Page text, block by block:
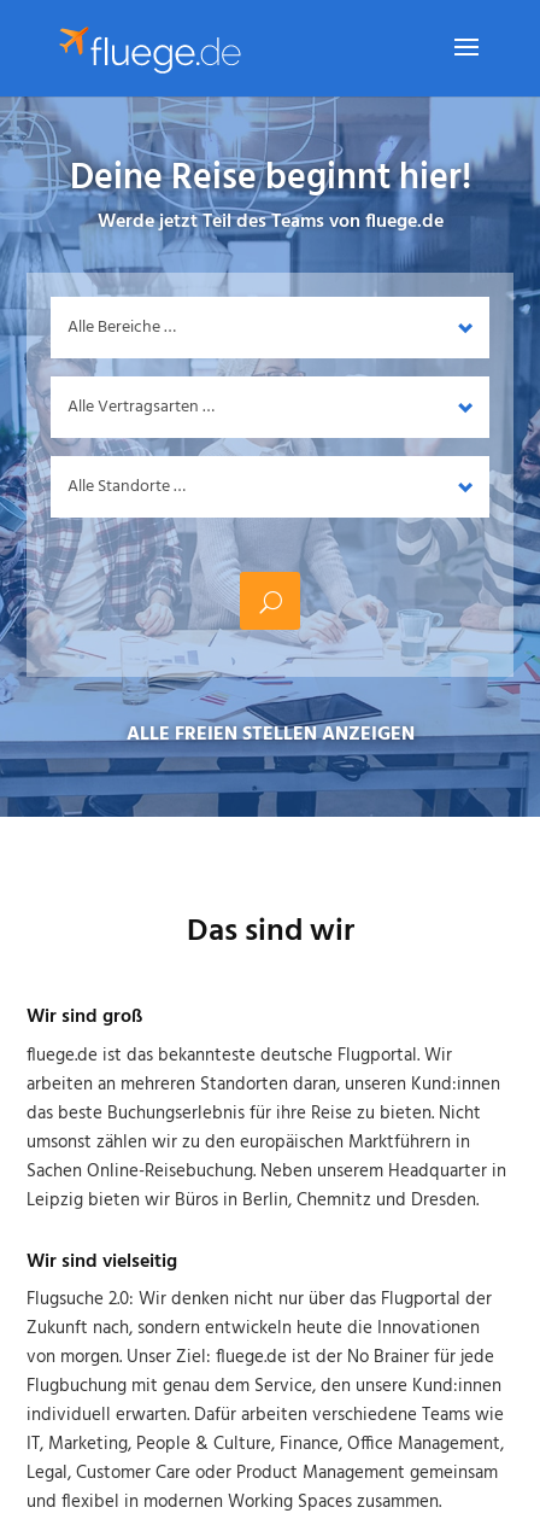
Deine Reise beginnt hier!
Werde jetzt Teil des Teams von fluege.de
Bereich
Vertragsart
Standort
ALLE FREIEN STELLEN ANZEIGEN
Das sind wir
Wir sind groß
fluege.de ist das bekannteste deutsche Flugportal. Wir
arbeiten an mehreren Standorten daran, unseren Kund:innen
das beste Buchungserlebnis für ihre Reise zu bieten. Nicht
umsonst zählen wir zu den europäischen Marktführern in
Sachen Online-Reisebuchung. Neben unserem Headquarter in
Leipzig bieten wir Büros in Berlin, Chemnitz und Dresden.
Wir sind vielseitig
Flugsuche 2.0: Wir denken nicht nur über das Flugportal der
Zukunft nach, sondern entwickeln heute die Innovationen
von morgen. Unser Ziel: fluege.de ist der No Brainer für jede
Flugbuchung mit genau dem Service, den unsere Kund:innen
individuell erwarten. Dafür arbeiten verschiedene Teams wie
IT, Marketing, People & Culture, Finance, Office Management,
Legal, Customer Care oder Product Management gemeinsam
und flexibel in modernen Working Spaces zusammen.